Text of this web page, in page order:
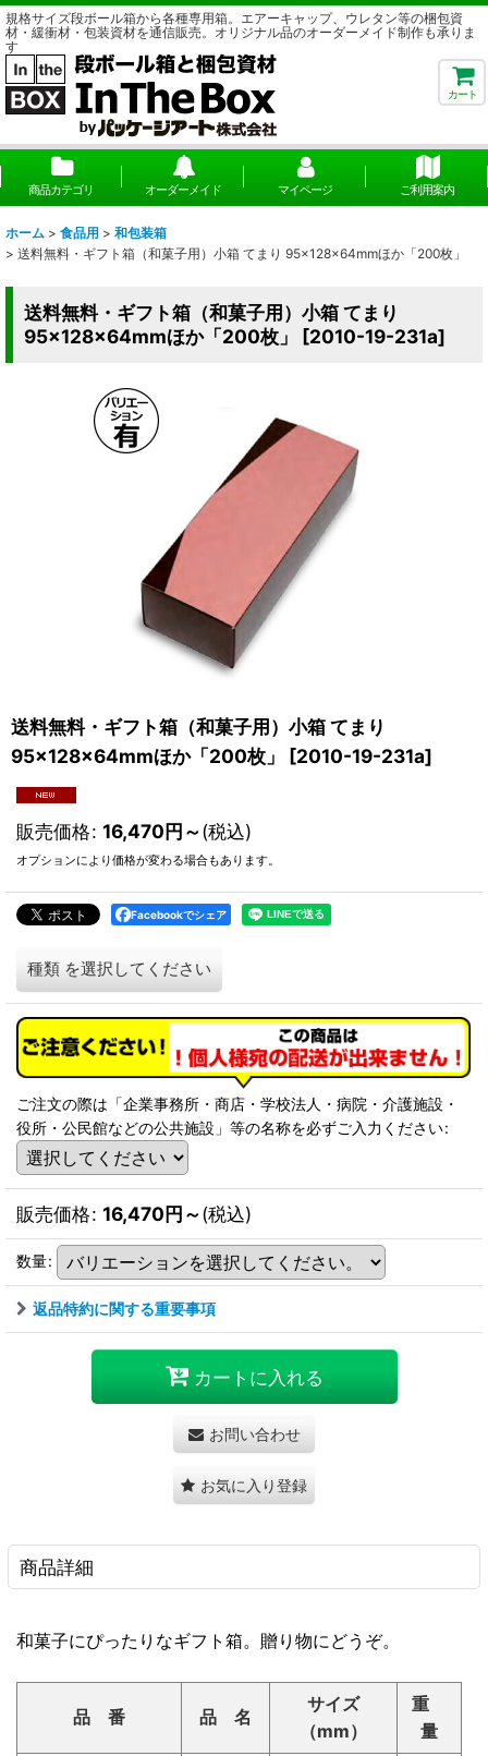
規格サイズ段ボール箱から各種専用箱。エアーキャップ、ウレタン等の梱包資
材・緩衝材・包装資材を通信販売。オリジナル品のオーダーメイド制作も承りま
す
カート
商品カテゴリ オーダーメイド マイページ ご利用案内
ホーム > 食品用 > 和包装箱
> 送料無料・ギフト箱（和菓子用）小箱 てまり 95×128×64mmほか「200枚」
送料無料・ギフト箱（和菓子用）小箱 てまり
95×128×64mmほか「200枚」
[2010-19-231a]
送料無料・ギフト箱（和菓子用）小箱 てまり
95×128×64mmほか「200枚」
[2010-19-231a]
販売価格: 16,470円～(税込)
オプションにより価格が変わる場合もあります。
Facebookでシェア
種類 を選択してください
ご注文の際は「企業事務所・商店・学校法人・病院・介護施設・
役所・公民館などの公共施設」等の名称を必ずご入力ください:
販売価格: 16,470円～(税込)
数量:
返品特約に関する重要事項
カートに入れる
お問い合わせ
お気に入り登録
商品詳細
和菓子にぴったりなギフト箱。贈り物にどうぞ。
品 番 品 名
サイズ
（mm）
重
量